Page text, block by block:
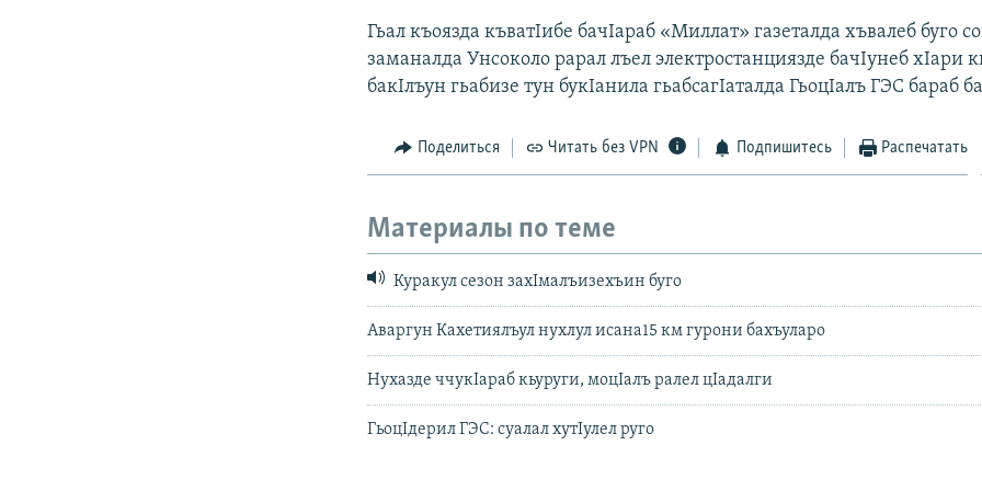
Гьал къоязда къватIибе бачIараб «Миллат» газеталда хъвалеб буго
заманалда Унсоколо рарал лъел электростанциязде бачIунеб хIари
бакIлъун гьабизе тун букIанила гьабсагIаталда ГьоцIалъ ГЭС бараб
Поделиться Читать без VPN Подпишитесь Распечатать
Материалы по теме
Куракул сезон захIмалъизехъин буго
Аваргун Кахетиялъул нухлул исана15 км гурони бахъуларо
Нухазде ччукIараб кьуруги, моцIалъ ралел цIадалги
ГьоцIдерил ГЭС: суалал хутIулел руго